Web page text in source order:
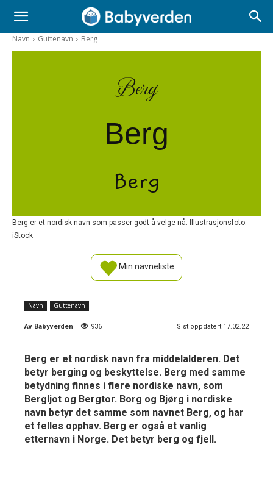
Navn Guttenavn Berg
Berg
Berg
Berg
Berg er et nordisk navn som passer godt å velge nå. Illustrasjonsfoto:
iStock
Min navneliste
Navn Guttenavn
Av Babyverden 936 Sist oppdatert 17.02.22
Berg er et nordisk navn fra middelalderen. Det
betyr berging og beskyttelse. Berg med samme
betydning finnes i flere nordiske navn, som
Bergljot og Bergtor. Borg og Bjørg i nordiske
navn betyr det samme som navnet Berg, og har
et felles opphav. Berg er også et vanlig
etternavn i Norge. Det betyr berg og fjell.